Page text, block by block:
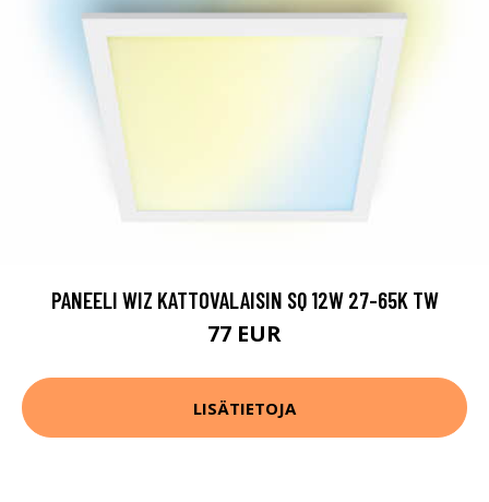
PANEELI WIZ KATTOVALAISIN SQ 12W 27-65K TW
77 EUR
LISÄTIETOJA